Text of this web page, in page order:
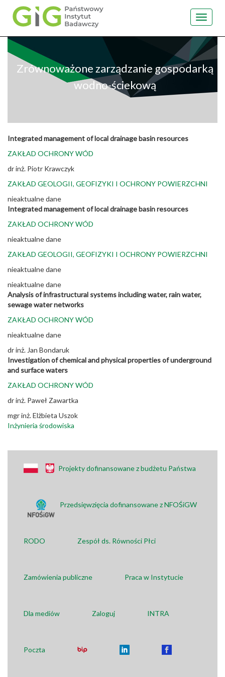
Przejdź
treści
Toggle
Zrównoważone zarządzanie gospodarką
wodno-ściekową
Integrated management of local drainage basin resources
ZAKŁAD OCHRONY WÓD
dr inż. Piotr Krawczyk
ZAKŁAD GEOLOGII, GEOFIZYKI I OCHRONY POWIERZCHNI
nieaktualne dane
Integrated management of local drainage basin resources
ZAKŁAD OCHRONY WÓD
nieaktualne dane
ZAKŁAD GEOLOGII, GEOFIZYKI I OCHRONY POWIERZCHNI
nieaktualne dane
nieaktualne dane
Analysis of infrastructural systems including water, rain water,
sewage water networks
ZAKŁAD OCHRONY WÓD
nieaktualne dane
dr inż. Jan Bondaruk
Investigation of chemical and physical properties of underground
and surface waters
ZAKŁAD OCHRONY WÓD
dr inż. Paweł Zawartka
mgr inż. Elżbieta Uszok
Inżynieria środowiska
Projekty dofinansowane z budżetu Państwa
Przedsięwzięcia dofinansowane z NFOŚiGW
RODO Zespół ds. Równości Płci
Zamówienia publiczne Praca w Instytucie
Dla mediów Zaloguj INTRA
Poczta